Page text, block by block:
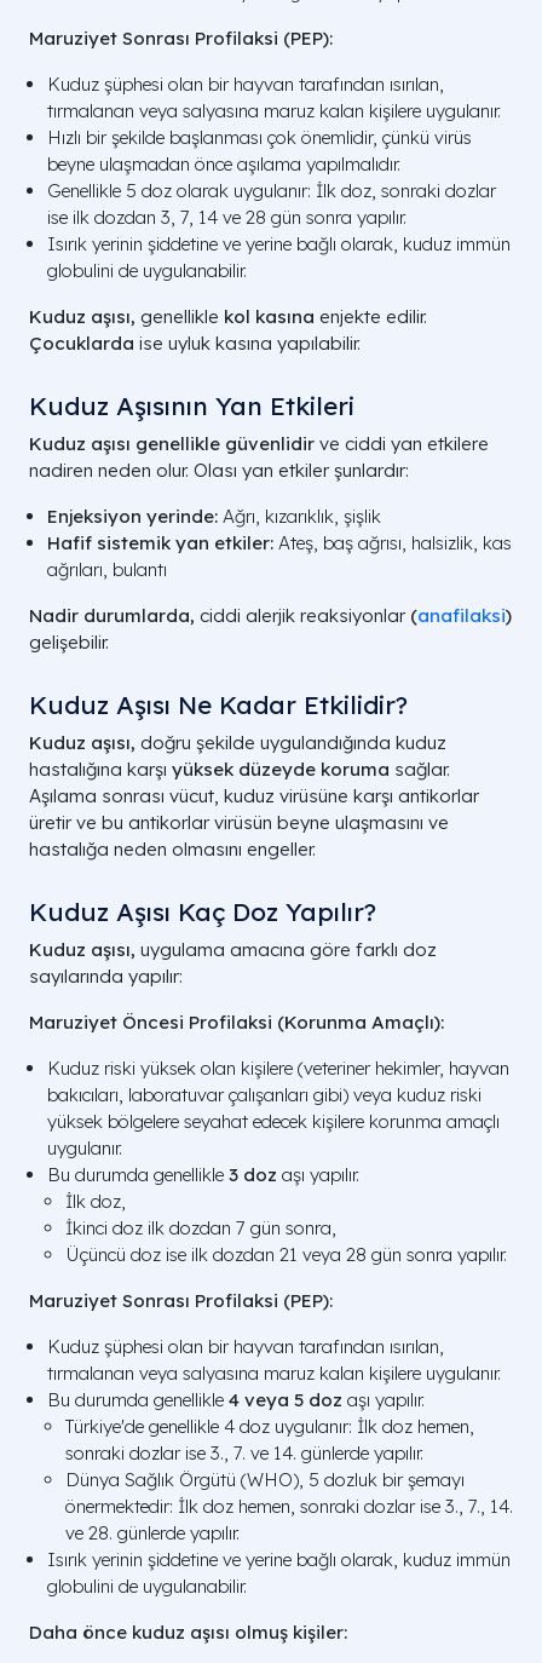
Maruziyet Sonrası Profilaksi (PEP):
Kuduz şüphesi olan bir hayvan tarafından ısırılan,
tırmalanan veya salyasına maruz kalan kişilere uygulanır.
Hızlı bir şekilde başlanması çok önemlidir, çünkü virüs
beyne ulaşmadan önce aşılama yapılmalıdır.
Genellikle 5 doz olarak uygulanır: İlk doz, sonraki dozlar
ise ilk dozdan 3, 7, 14 ve 28 gün sonra yapılır.
Isırık yerinin şiddetine ve yerine bağlı olarak, kuduz immün
globulini de uygulanabilir.
Kuduz aşısı, genellikle kol kasına enjekte edilir.
Çocuklarda ise uyluk kasına yapılabilir.
Kuduz Aşısının Yan Etkileri
Kuduz aşısı genellikle güvenlidir ve ciddi yan etkilere
nadiren neden olur. Olası yan etkiler şunlardır:
Enjeksiyon yerinde: Ağrı, kızarıklık, şişlik
Hafif sistemik yan etkiler: Ateş, baş ağrısı, halsizlik, kas
ağrıları, bulantı
Nadir durumlarda, ciddi alerjik reaksiyonlar (anafilaksi)
gelişebilir.
Kuduz Aşısı Ne Kadar Etkilidir?
Kuduz aşısı, doğru şekilde uygulandığında kuduz
hastalığına karşı yüksek düzeyde koruma sağlar.
Aşılama sonrası vücut, kuduz virüsüne karşı antikorlar
üretir ve bu antikorlar virüsün beyne ulaşmasını ve
hastalığa neden olmasını engeller.
Kuduz Aşısı Kaç Doz Yapılır?
Kuduz aşısı, uygulama amacına göre farklı doz
sayılarında yapılır:
Maruziyet Öncesi Profilaksi (Korunma Amaçlı):
Kuduz riski yüksek olan kişilere (veteriner hekimler, hayvan
bakıcıları, laboratuvar çalışanları gibi) veya kuduz riski
yüksek bölgelere seyahat edecek kişilere korunma amaçlı
uygulanır.
Bu durumda genellikle 3 doz aşı yapılır.
İlk doz,
İkinci doz ilk dozdan 7 gün sonra,
Üçüncü doz ise ilk dozdan 21 veya 28 gün sonra yapılır.
Maruziyet Sonrası Profilaksi (PEP):
Kuduz şüphesi olan bir hayvan tarafından ısırılan,
tırmalanan veya salyasına maruz kalan kişilere uygulanır.
Bu durumda genellikle 4 veya 5 doz aşı yapılır.
Türkiye'de genellikle 4 doz uygulanır: İlk doz hemen,
sonraki dozlar ise 3., 7. ve 14. günlerde yapılır.
Dünya Sağlık Örgütü (WHO), 5 dozluk bir şemayı
önermektedir: İlk doz hemen, sonraki dozlar ise 3., 7., 14.
ve 28. günlerde yapılır.
Isırık yerinin şiddetine ve yerine bağlı olarak, kuduz immün
globulini de uygulanabilir.
Daha önce kuduz aşısı olmuş kişiler: